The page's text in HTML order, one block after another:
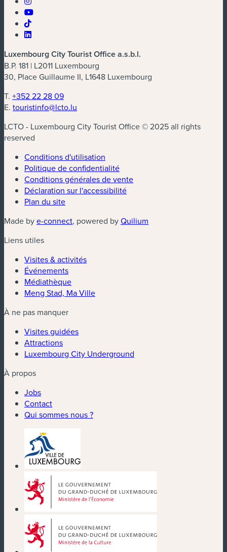
Luxembourg City Tourist Office a.s.b.l.
B.P. 181 | L2011 Luxembourg
30, Place Guillaume II, L1648 Luxembourg
T. +352 22 28 09
E. touristinfo@lcto.lu
LCTO - Luxembourg City Tourist Office © 2025 all rights
reserved
Conditions d'utilisation
Politique de confidentialité
Conditions générales de vente
Déclaration sur l'accessibilité
Plan du site
Made bye-connect(nouvelle fenêtre)
, powered byQuilium
Liens utiles
Visites & activités
Événements
Médiathèque
Meng Stad, Ma Ville
À ne pas manquer
Visites guidées
Attractions
Luxembourg City Underground
À propos
Jobs
Contact
Qui sommes nous ?